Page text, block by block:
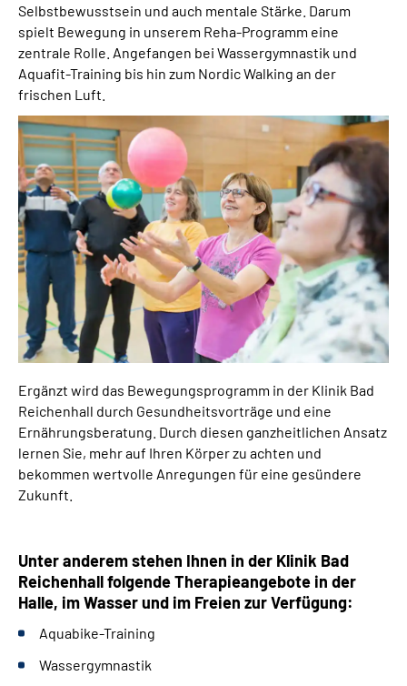
Selbstbewusstsein und auch mentale Stärke. Darum
spielt Bewegung in unserem Reha-Programm eine
zentrale Rolle. Angefangen bei Wassergymnastik und
Aquafit-Training bis hin zum Nordic Walking an der
frischen Luft.
Ergänzt wird das Bewegungsprogramm in der Klinik Bad
Reichenhall durch Gesundheitsvorträge und eine
Ernährungsberatung. Durch diesen ganzheitlichen Ansatz
lernen Sie, mehr auf Ihren Körper zu achten und
bekommen wertvolle Anregungen für eine gesündere
Zukunft.
Unter anderem stehen Ihnen in der Klinik Bad
Reichenhall folgende Therapieangebote in der
Halle, im Wasser und im Freien zur Verfügung:
Aquabike-Training
Wassergymnastik